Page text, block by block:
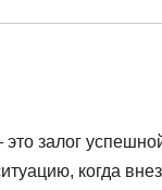
залог
когда